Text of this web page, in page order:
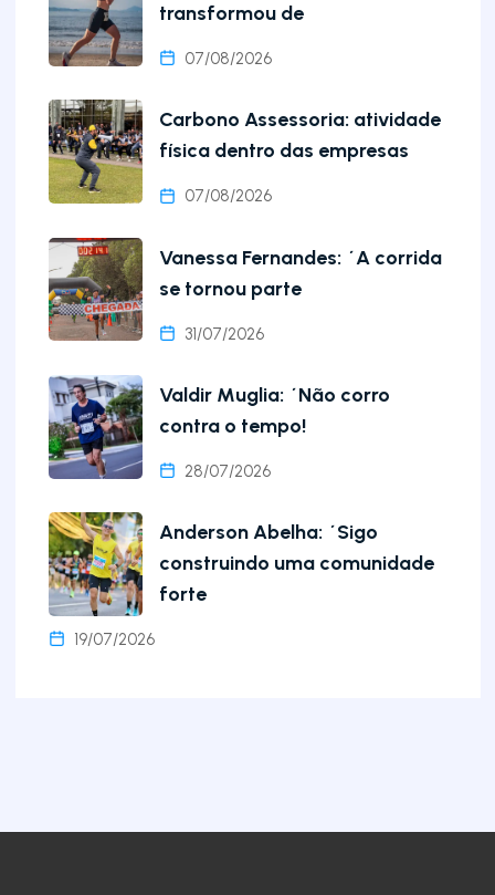
transformou de
07/08/2026
Carbono Assessoria: atividade
física dentro das empresas
07/08/2026
Vanessa Fernandes: ´A corrida
se tornou parte
31/07/2026
Valdir Muglia: ´Não corro
contra o tempo!
28/07/2026
Anderson Abelha: ´Sigo
construindo uma comunidade
forte
19/07/2026